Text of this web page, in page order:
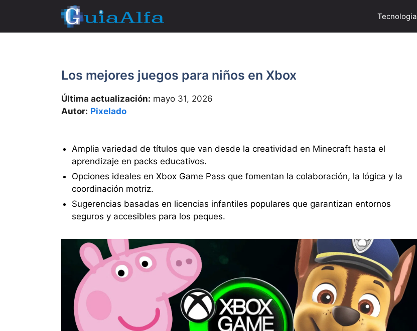
contenido
Tecnologia
Los mejores juegos para niños en Xbox
Última actualización: mayo 31, 2026
Autor: Pixelado
Amplia variedad de títulos que van desde la creatividad en Minecraft hasta el
aprendizaje en packs educativos.
Opciones ideales en Xbox Game Pass que fomentan la colaboración, la lógica y la
coordinación motriz.
Sugerencias basadas en licencias infantiles populares que garantizan entornos
seguros y accesibles para los peques.